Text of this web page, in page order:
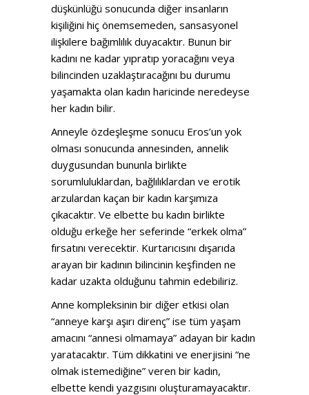
düşkünlüğü sonucunda diğer insanların
kişiliğini hiç önemsemeden, sansasyonel
ilişkilere bağımlılık duyacaktır. Bunun bir
kadını ne kadar yıpratıp yoracağını veya
bilincinden uzaklaştıracağını bu durumu
yaşamakta olan kadın haricinde neredeyse
her kadın bilir.
Anneyle özdeşleşme sonucu Eros’un yok
olması sonucunda annesinden, annelik
duygusundan bununla birlikte
sorumluluklardan, bağlılıklardan ve erotik
arzulardan kaçan bir kadın karşımıza
çıkacaktır. Ve elbette bu kadın birlikte
olduğu erkeğe her seferinde “erkek olma”
fırsatını verecektir. Kurtarıcısını dışarıda
arayan bir kadının bilincinin keşfinden ne
kadar uzakta olduğunu tahmin edebiliriz.
Anne kompleksinin bir diğer etkisi olan
“anneye karşı aşırı direnç” ise tüm yaşam
amacını “annesi olmamaya” adayan bir kadın
yaratacaktır. Tüm dikkatini ve enerjisini “ne
olmak istemediğine” veren bir kadın,
elbette kendi yazgısını oluşturamayacaktır.